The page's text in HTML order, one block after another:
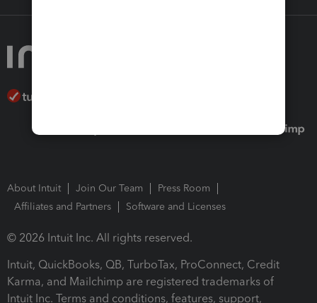
About Intuit Join Our Team
Press Room
Affiliates and Partners
Software and Licenses
© 2026 Intuit Inc. All rights reserved.
Intuit, QuickBooks, QB, TurboTax, ProConnect, Credit
Karma, and Mailchimp are registered trademarks of
Intuit Inc. Terms and conditions, features, support,